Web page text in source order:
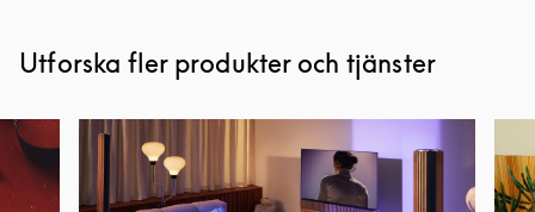
Utforska fler produkter och tjänster